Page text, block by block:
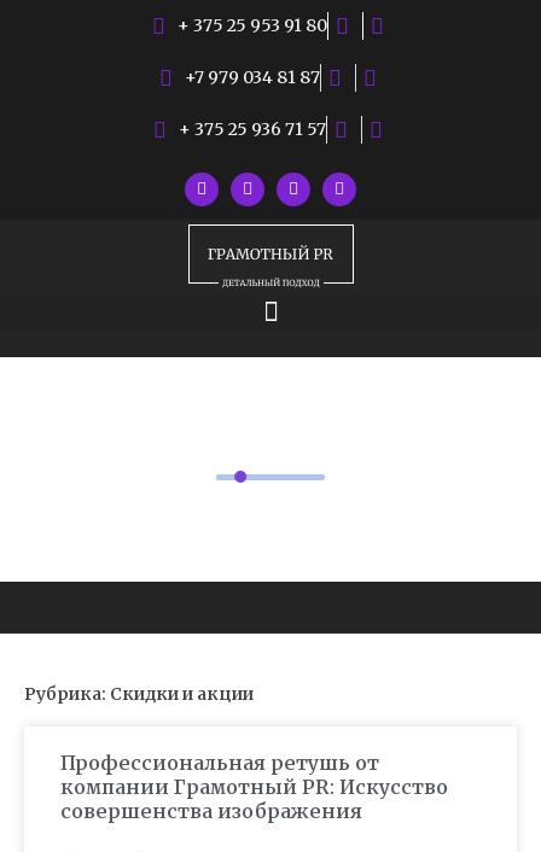
+ 375 25 953 91 80
+7 979 034 81 87
+ 375 25 936 71 57
Рубрика: Скидки и акции
Профессиональная ретушь от
компании Грамотный PR: Искусство
совершенства изображения